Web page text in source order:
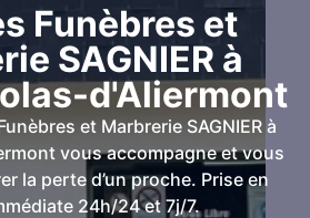
Funèbres et
SAGNIER à
d'Aliermont
et Marbrerie SAGNIER à
vous accompagne et vous
la perte d’un proche. Prise en
24h/24 et 7j/7.